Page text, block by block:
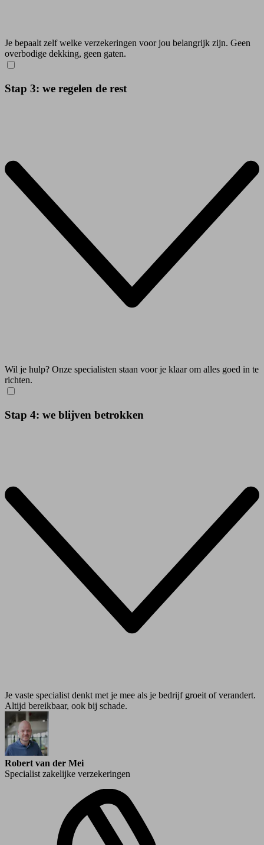
Je bepaalt zelf welke verzekeringen voor jou belangrijk zijn. Geen
overbodige dekking, geen gaten.
Stap 3: we regelen de rest
Wil je hulp? Onze specialisten staan voor je klaar om alles goed in te
richten.
Stap 4: we blijven betrokken
Je vaste specialist denkt met je mee als je bedrijf groeit of verandert.
Altijd bereikbaar, ook bij schade.
Robert van der Mei
Specialist zakelijke verzekeringen